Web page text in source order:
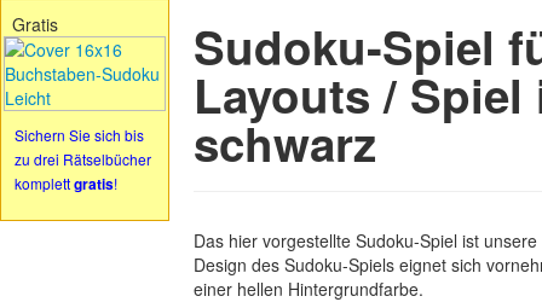
Gratis
Sichern Sie sich bis
zu drei Rätselbücher
komplettgratis!
Sudoku-Spiel
Layouts /
schwarz
Das hier vorgestellte Sudoku-Spiel ist
Design des Sudoku-Spiels eignet sich
einer hellen Hintergrundfarbe.